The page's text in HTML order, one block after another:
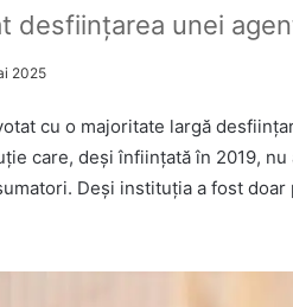
desființarea unei
2025
cu o majoritate largă
care, deși înființată în 2019,
Deși instituția a fost